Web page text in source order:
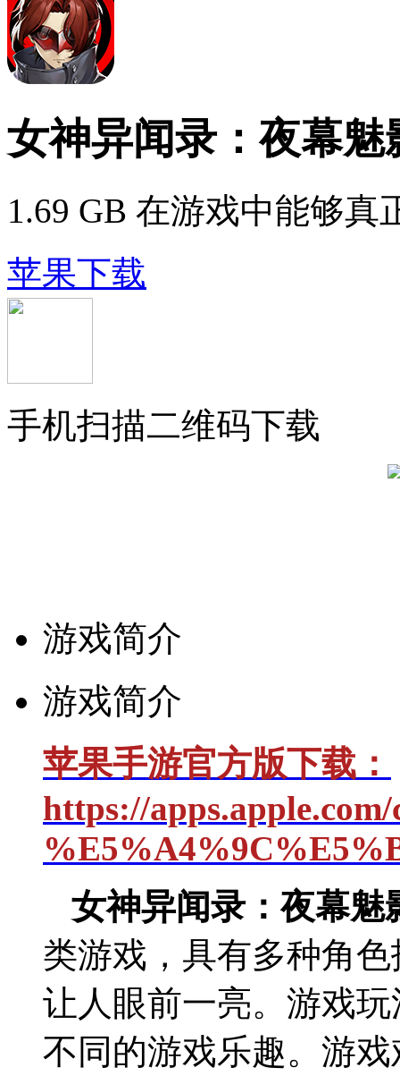
女神异闻录：夜幕魅
1.69 GB 在游戏中能够真
苹果下载
手机扫描二维码下载
游戏简介
游戏简介
苹果手游官方版下载：
https://
女神异闻录：夜幕魅
类游戏，具有多种角
让人眼前一亮。游戏
不同的游戏乐趣。游